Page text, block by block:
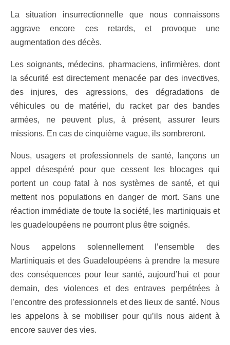
La situation insurrectionnelle que nous connaissons
aggrave encore ces retards, et provoque une
augmentation des décès.
Les soignants, médecins, pharmaciens, infirmières, dont
la sécurité est directement menacée par des invectives,
des injures, des agressions, des dégradations de
véhicules ou de matériel, du racket par des bandes
armées, ne peuvent plus, à présent, assurer leurs
missions. En cas de cinquième vague, ils sombreront.
Nous, usagers et professionnels de santé, lançons un
appel désespéré pour que cessent les blocages qui
portent un coup fatal à nos systèmes de santé, et qui
mettent nos populations en danger de mort. Sans une
réaction immédiate de toute la société, les martiniquais et
les guadeloupéens ne pourront plus être soignés.
Nous appelons solennellement l’ensemble des
Martiniquais et des Guadeloupéens à prendre la mesure
des conséquences pour leur santé, aujourd’hui et pour
demain, des violences et des entraves perpétrées à
l’encontre des professionnels et des lieux de santé. Nous
les appelons à se mobiliser pour qu’ils nous aident à
encore sauver des vies.